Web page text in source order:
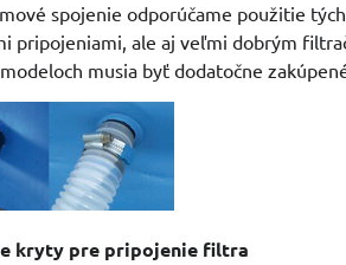
spojenie odporúčame použitie
pripojeniami, ale aj veľmi dobrým
musia byť dodatočne
kryty pre pripojenie filtra